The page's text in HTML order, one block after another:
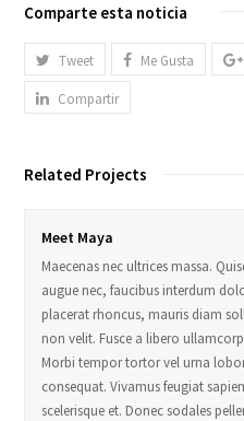
Comparte esta noticia
Tweet Me Gusta
Compartir
Related Projects
Meet Maya
Maecenas nec ultrices massa.
augue nec, faucibus interdum
placerat rhoncus, mauris diam
non velit. Fusce a libero
Morbi tempor tortor vel urna
consequat. Vivamus feugiat
scelerisque et. Donec sodales